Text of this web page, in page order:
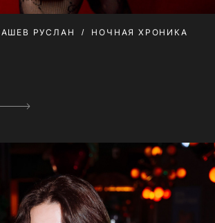
РУСЛАН НОЧНАЯ ХРОНИКА